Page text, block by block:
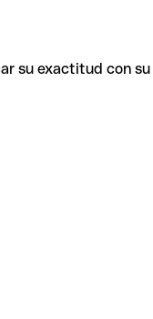
exactitud con